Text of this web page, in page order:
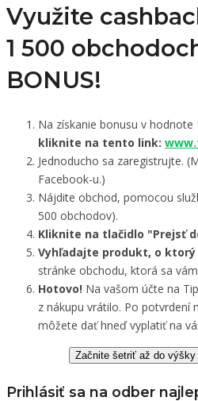
Využite
1 500
BONUS!
Na získanie bonusu v hodnote
kliknite na tento link:
Jednoducho sa zaregistrujte.
Facebook-u.)
Nájdite obchod, pomocou
500 obchodov).
Kliknite na tlačidlo "Prejsť
Vyhľadajte produkt, o
stránke obchodu, ktorá sa
Hotovo! Na vašom účte na
z nákupu vrátilo. Po potvrdení
môžete dať hneď vyplatiť na
Začnite šetriť až do výšky
Prihlásiť sa na odber